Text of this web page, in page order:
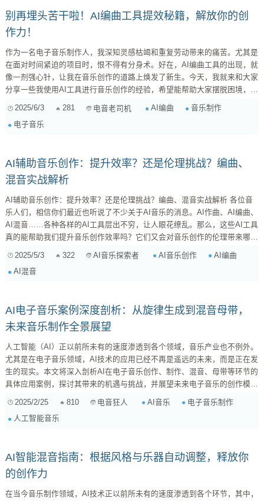
别再埋头苦干啦！AI编曲工具提效秘籍，解放你的创
作力！
作为一名电子音乐制作人，我深知灵感枯竭和重复劳动带来的痛苦。尤其是
在面对时间紧迫的项目时，恨不得有分身术。好在，AI编曲工具的出现，就
像一剂强心针，让我在音乐创作的道路上焕发了新生。今天，我就来和大家
分享一些我使用AI工具进行音乐创作的经验，希望能帮助大家摆脱困境，激
的第一印象是“偷懒”，觉得它会扼杀创作的独特性。但其实，这是一种误
解。AI编曲工具更应该被视为一种辅助创作的伙伴，它可以帮助我们快速生
2025/6/3 281 电音老司机 AI编曲
音乐制作
电子音乐
AI辅助音乐创作：提升效率？还是伦理挑战？编曲、
混音实战解析
AI辅助音乐创作：提升效率？还是伦理挑战？编曲、混音实战解析 各位音
乐人们，相信你们最近也听说了不少关于AI音乐的消息。AI作曲、AI编曲、
AI混音……各种各样的AI工具层出不穷，让人眼花缭乱。那么，这些AI工具
真的能帮助我们提升音乐创作效率吗？它们又会对音乐创作的伦理带来哪些
的应用，目前主要集中在以下几个方面： 作曲与编曲 ：AI可以根据用户设
2025/5/3 322 AI音乐探索者 AI音乐创作
AI编曲
AI混音
AI电子音乐案例深度剖析：从旋律生成到混音母带，
未来音乐制作全景展望
人工智能（AI）正以前所未有的速度渗透到各个领域，音乐产业也不例外。
尤其是在电子音乐领域，AI技术的应用已经不再是遥远的未来，而是正在发
生的现实。本文将深入剖析AI在电子音乐创作、制作、混音、母带等环节的
具体应用案例，探讨其带来的机遇与挑战，并展望未来电子音乐的创作模
验积累。然而，灵感并非源源不断，当创作遇到瓶颈时，AI可以成为强大的
2025/2/25 810 电音狂人 AI音乐
电子音乐制作
人工智能音乐
AI智能混音指南：根据风格与乐器自动调整，释放你
的创作力
在当今音乐制作领域，AI技术正以前所未有的速度渗透到各个环节，其中，